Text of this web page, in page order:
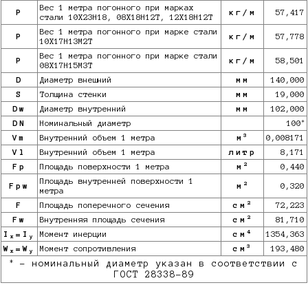
P
Вес 1 метра погонного при марках
стали 10Х23Н18, 08Х18Н12Т, 12Х18Н12Т
кг/м 57,417
P
Вес 1 метра погонного при марке стали
10X17Н13М2Т
кг/м 57,778
P
Вес 1 метра погонного при марке стали
08Х17Н15М3Т
кг/м 58,501
D Диаметр внешний мм
140,000
S
Толщина стенки мм
19,000
Dw
Диаметр внутренний мм
102,000
DN
Номинальный диаметр 100*
Vm Внутренний объем 1 метра м 3
0,008171
Vl
Внутренний объем 1 метра литр
8,171
Fp
Площадь поверхности 1 метра м 2 0,440
Fpw
Площадь внутренней поверхности 1
метра
м 2 0,320
F Площадь поперечного сечения см 2
72,223
Fw
Внутренняя площадь сечения см 2
81,710
I x =I y Момент инерции см 4
1354,363
W x =W y Момент сопротивления см 3 193,480
*
- номинальный диаметр указан в соответствии с
ГОСТ 28338-89